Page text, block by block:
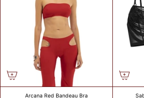
WHAT IS
YOUR
UNDER
BUST
SIZE?
Arcana Red Bandeau Bra